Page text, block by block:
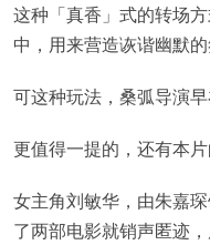
这种「真香」式的转场
中，用来营造诙谐幽默
可这种玩法，桑弧导演
更值得一提的，还有本片
女主角刘敏华，由朱嘉
了两部电影就销声匿迹